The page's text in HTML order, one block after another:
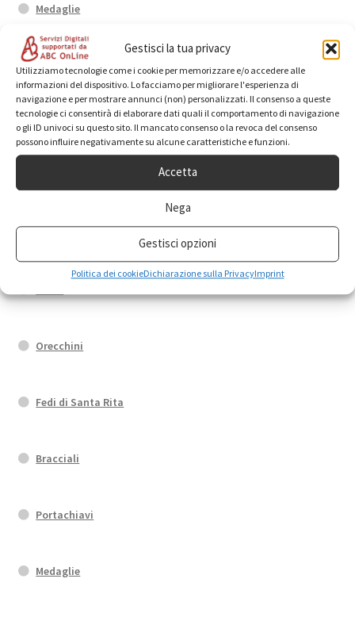
Gestisci la tua privacy
Utilizziamo tecnologie come i cookie per memorizzare e/o accedere alle
informazioni del dispositivo. Lo facciamo per migliorare l'esperienza di
navigazione e per mostrare annunci (non) personalizzati. Il consenso a queste
tecnologie ci consentirà di elaborare dati quali il comportamento di navigazione
o gli ID univoci su questo sito. Il mancato consenso o la revoca del consenso
possono influire negativamente su alcune caratteristiche e funzioni.
Accetta
Nega
Gestisci opzioni
Politica dei cookieDichiarazione sulla PrivacyImprint
Medaglie
Tutte le categorie
Calamite
Orecchini
Fedi di Santa Rita
Bracciali
Portachiavi
Medaglie